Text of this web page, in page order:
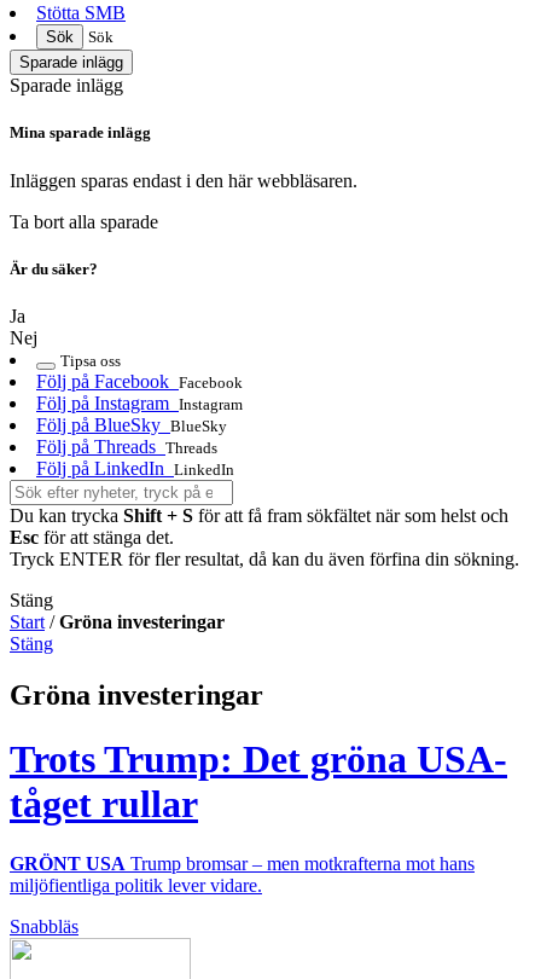
Stötta SMB
Sök
Sök
Sparade inlägg
Sparade inlägg
Mina sparade inlägg
Inläggen sparas endast i den här webbläsaren.
Ta bort alla sparade
Är du säker?
Ja
Nej
Tipsa oss
Följ på Facebook Facebook
Följ på Instagram Instagram
Följ på BlueSky BlueSky
Följ på Threads Threads
Följ på LinkedIn LinkedIn
Du kan trycka Shift + S för att få fram sökfältet när som helst och
Esc för att stänga det.
Tryck ENTER för fler resultat, då kan du även förfina din sökning.
Stäng
Start /Gröna investeringar
Stäng
Gröna investeringar
Trots Trump: Det gröna USA-
tåget rullar
GRÖNT USA Trump bromsar – men motkrafterna mot hans
miljöfientliga politik lever vidare.
Snabbläs